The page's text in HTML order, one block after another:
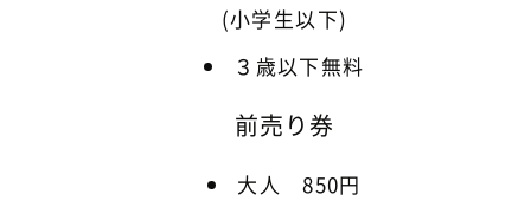
(小学生以下)
３歳以下無料
前売り券
大人 850円